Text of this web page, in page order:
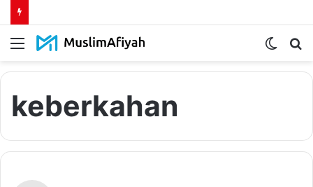
Menu
Switch
keberkahan